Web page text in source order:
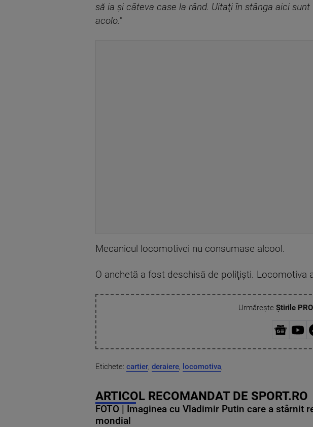
să ia şi câteva case la rând. Uitaţi în stânga aici
acolo."
Mecanicul locomotivei nu consumase alcool.
O anchetă a fost deschisă de poliţişti.
Urmărește Știrile
Etichete: cartier, deraiere, locomotiva,
ARTICOL RECOMANDAT DE SPORT.RO
FOTO | Imaginea cu Vladimir Putin care a stârnit
mondial